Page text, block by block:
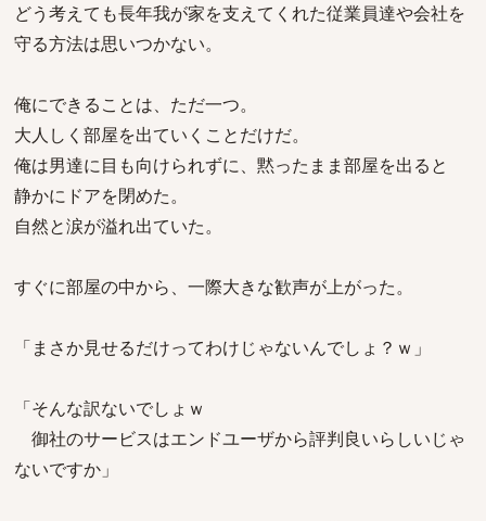
どう考えても長年我が家を支えてくれた従業員達や会社を
守る方法は思いつかない。
俺にできることは、ただ一つ。
大人しく部屋を出ていくことだけだ。
俺は男達に目も向けられずに、黙ったまま部屋を出ると
静かにドアを閉めた。
自然と涙が溢れ出ていた。
すぐに部屋の中から、一際大きな歓声が上がった。
「まさか見せるだけってわけじゃないんでしょ？ｗ」
「そんな訳ないでしょｗ
御社のサービスはエンドユーザから評判良いらしいじゃ
ないですか」